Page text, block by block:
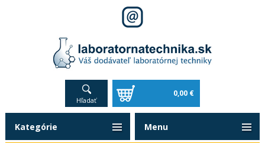
Hľadať
0,00 €
Kategórie Menu